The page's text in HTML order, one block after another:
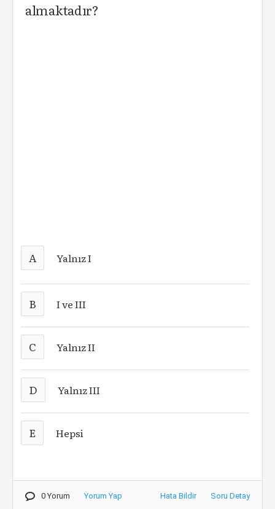
almaktadır?
A Yalnız I
B I ve III
C Yalnız II
D Yalnız III
E Hepsi
0 Yorum Yorum Yap Hata Bildir Soru Detay